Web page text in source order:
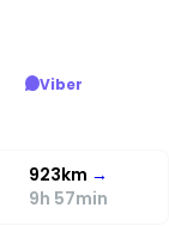
Viber
923km →
9h 57min